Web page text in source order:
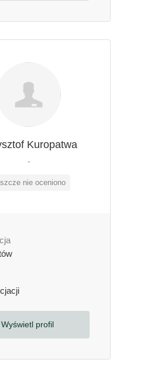
Kuropatwa
-
nie oceniono
Wyświetl profil